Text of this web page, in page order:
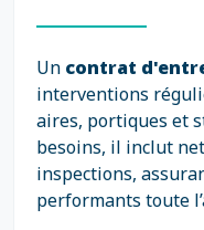
Un contrat
interventions
aires, portiques et
besoins, il inclut
inspections,
performants toute